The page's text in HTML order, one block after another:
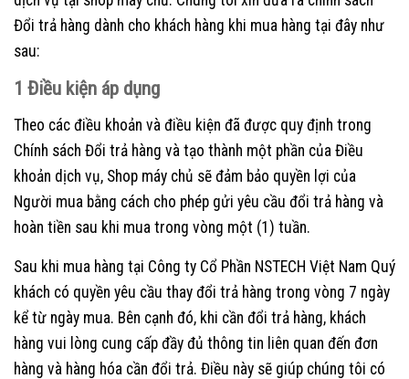
Đổi trả hàng dành cho khách hàng khi mua hàng tại đây như
sau:
1 Điều kiện áp dụng
Theo các điều khoản và điều kiện đã được quy định trong
Chính sách Đổi trả hàng và tạo thành một phần của Điều
khoản dịch vụ, Shop máy chủ sẽ đảm bảo quyền lợi của
Người mua bằng cách cho phép gửi yêu cầu đổi trả hàng và
hoàn tiền sau khi mua trong vòng một (1) tuần.
Sau khi mua hàng tại Công ty Cổ Phần NSTECH Việt Nam Quý
khách có quyền yêu cầu thay đổi trả hàng trong vòng 7 ngày
kể từ ngày mua. Bên cạnh đó, khi cần đổi trả hàng, khách
hàng vui lòng cung cấp đầy đủ thông tin liên quan đến đơn
hàng và hàng hóa cần đổi trả. Điều này sẽ giúp chúng tôi có